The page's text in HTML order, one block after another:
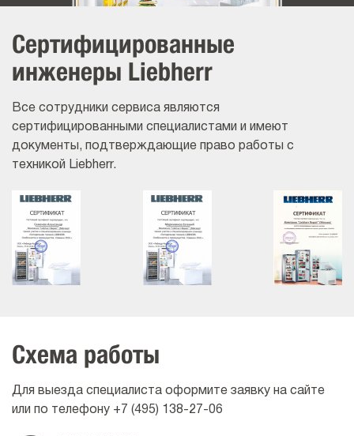
Сертифицированные
инженеры Liebherr
Все сотрудники сервиса являются
сертифицированными специалистами и имеют
документы, подтверждающие право работы с
техникой Liebherr.
Схема работы
Для выезда специалиста оформите заявку на сайте
или по телефону +7 (495) 138-27-06